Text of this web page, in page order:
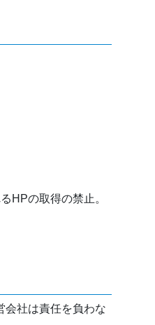
HPの取得の禁止。
会社は責任を負わな